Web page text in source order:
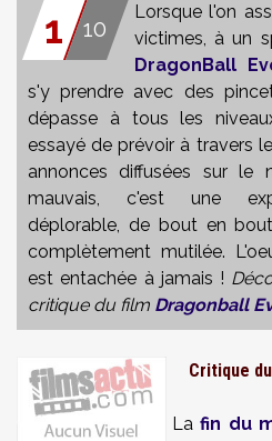
1 10
Lorsque l'on
victimes, à un
DragonBall
s'y prendre avec des
dépasse à tous les
essayé de prévoir à travers
annonces diffusées sur le
mauvais, c'est une
déplorable, de bout en
complètement mutilée.
est entachée à jamais !
critique du film Dragonball
Critique
Lafin du